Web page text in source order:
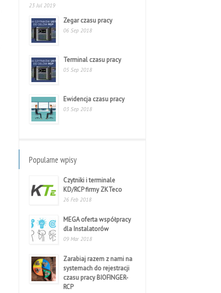
23 Jul 2019
Zegar czasu pracy
06 Sep 2018
Terminal czasu pracy
05 Sep 2018
Ewidencja czasu pracy
03 Sep 2018
Popularne wpisy
Czytniki i terminale
KD/RCP firmy ZKTeco
26 Feb 2018
MEGA oferta współpracy
dla Instalatorów
09 Mar 2018
Zarabiaj razem z nami na
systemach do rejestracji
czasu pracy BIOFINGER-
RCP